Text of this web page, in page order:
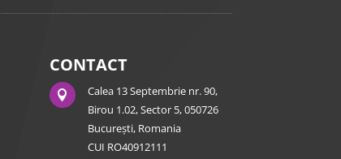
CONTACT

Calea 13 Septembrie nr. 90,
Birou 1.02, Sector 5, 050726
București, Romania
CUI RO40912111